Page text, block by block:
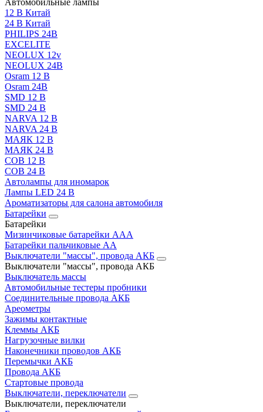
Автомобильные лампы
12 В Китай
24 В Китай
PHILIPS 24В
EXCELITE
NEOLUX 12v
NEOLUX 24В
Osram 12 В
Osram 24В
SMD 12 В
SMD 24 В
NARVA 12 В
NARVA 24 В
МАЯК 12 В
МАЯК 24 В
COB 12 В
COB 24 В
Автолампы для иномарок
Лампы LED 24 B
Ароматизаторы для салона автомобиля
Батарейки
Батарейки
Мизинчиковые батарейки AAA
Батарейки пальчиковые АА
Выключатели "массы", провода АКБ
Выключатели "массы", провода АКБ
Выключатель массы
Автомобильные тестеры пробники
Соединительные провода АКБ
Ареометры
Зажимы контактные
Клеммы АКБ
Нагрузочные вилки
Наконечники проводов АКБ
Перемычки АКБ
Провода АКБ
Стартовые провода
Выключатели, переключатели
Выключатели, переключатели